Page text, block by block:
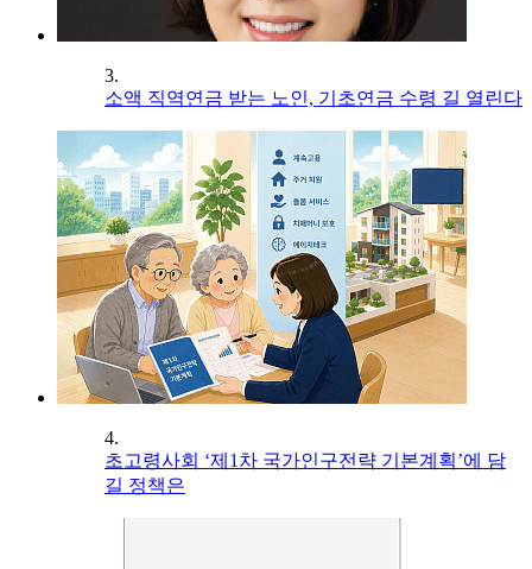
3.
소액 직역연금 받는 노인, 기초연금 수령 길 열린다
4.
초고령사회 ‘제1차 국가인구전략 기본계획’에 담
길 정책은